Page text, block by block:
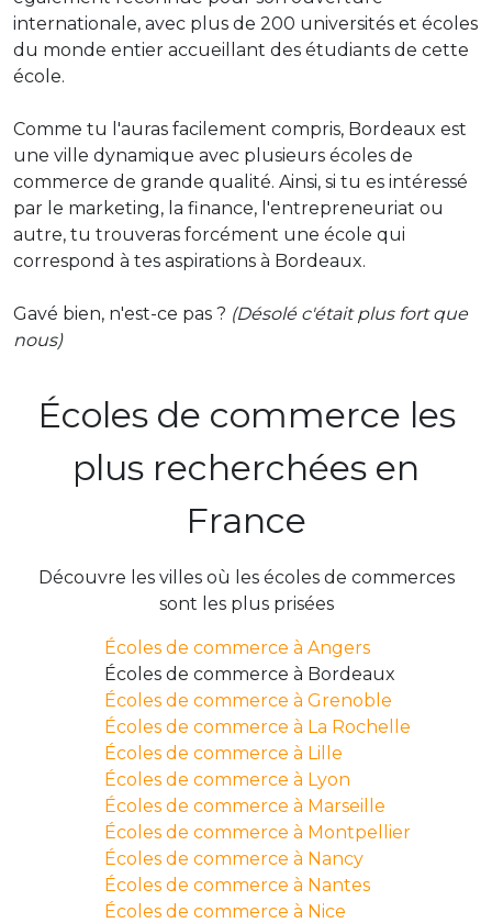
internationale, avec plus de 200 universités et écoles
du monde entier accueillant des étudiants de cette
école.
Comme tu l'auras facilement compris, Bordeaux est
une ville dynamique avec plusieurs écoles de
commerce de grande qualité. Ainsi, si tu es intéressé
par le marketing, la finance, l'entrepreneuriat ou
autre, tu trouveras forcément une école qui
correspond à tes aspirations à Bordeaux.
Gavé bien, n'est-ce pas ? (Désolé c'était plus fort que
nous)
Écoles de commerce les
plus recherchées en
France
Découvre les villes où les écoles de commerces
sont les plus prisées
Écoles de commerce à Angers
Écoles de commerce à Bordeaux
Écoles de commerce à Grenoble
Écoles de commerce à La Rochelle
Écoles de commerce à Lille
Écoles de commerce à Lyon
Écoles de commerce à Marseille
Écoles de commerce à Montpellier
Écoles de commerce à Nancy
Écoles de commerce à Nantes
Écoles de commerce à Nice